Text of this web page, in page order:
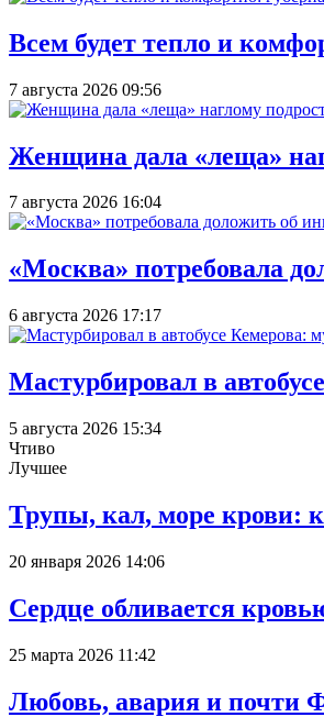
Всем будет тепло и
7 августа 2026 09:56
Женщина дала «леща»
7 августа 2026 16:04
«Москва» потребовала
6 августа 2026 17:17
Мастурбировал в
5 августа 2026 15:34
Чтиво
Лучшее
Трупы, кал, море крови:
20 января 2026 14:06
Сердце обливается
25 марта 2026 11:42
Любовь, авария и почти